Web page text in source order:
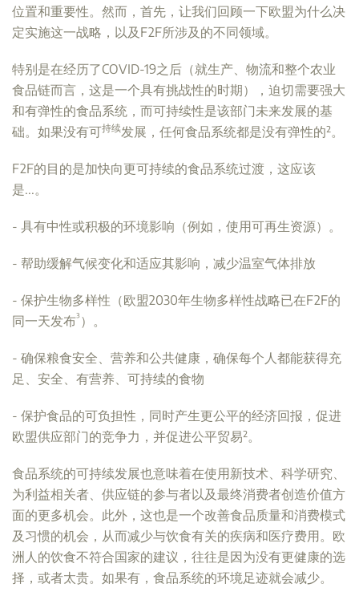
位置和重要性。然而，首先，让我们回顾一下欧盟为什么决
定实施这一战略，以及F2F所涉及的不同领域。
特别是在经历了COVID-19之后（就生产、物流和整个农业
食品链而言，这是一个具有挑战性的时期），迫切需要强大
和有弹性的食品系统，而可持续性是该部门未来发展的基
础。如果没有可持续发展，任何食品系统都是没有弹性的²。
F2F的目的是加快向更可持续的食品系统过渡，这应该
是...。
- 具有中性或积极的环境影响（例如，使用可再生资源）。
- 帮助缓解气候变化和适应其影响，减少温室气体排放
- 保护生物多样性（欧盟2030年生物多样性战略已在F2F的
同一天发布³）。
- 确保粮食安全、营养和公共健康，确保每个人都能获得充
足、安全、有营养、可持续的食物
- 保护食品的可负担性，同时产生更公平的经济回报，促进
欧盟供应部门的竞争力，并促进公平贸易²。
食品系统的可持续发展也意味着在使用新技术、科学研究、
为利益相关者、供应链的参与者以及最终消费者创造价值方
面的更多机会。此外，这也是一个改善食品质量和消费模式
及习惯的机会，从而减少与饮食有关的疾病和医疗费用。欧
洲人的饮食不符合国家的建议，往往是因为没有更健康的选
择，或者太贵。如果有，食品系统的环境足迹就会减少。